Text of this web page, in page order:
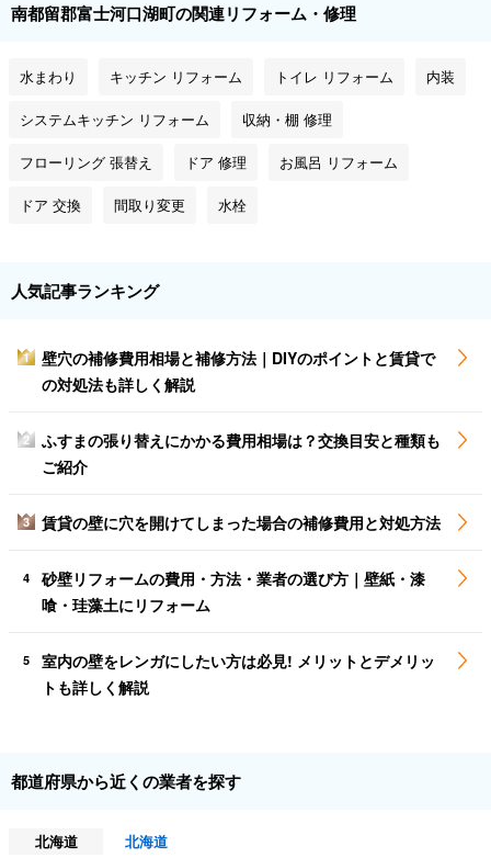
南都留郡富士河口湖町の関連リフォーム・修理
水まわり キッチン リフォーム トイレ リフォーム 内装
システムキッチン リフォーム 収納・棚 修理
フローリング 張替え ドア 修理 お風呂 リフォーム
ドア 交換 間取り変更 水栓
人気記事ランキング
1
壁穴の補修費用相場と補修方法｜DIYのポイントと賃貸で
の対処法も詳しく解説
2
ふすまの張り替えにかかる費用相場は？交換目安と種類も
ご紹介
3 賃貸の壁に穴を開けてしまった場合の補修費用と対処方法
4
砂壁リフォームの費用・方法・業者の選び方｜壁紙・漆
喰・珪藻土にリフォーム
5
室内の壁をレンガにしたい方は必見! メリットとデメリッ
トも詳しく解説
都道府県から近くの業者を探す
北海道
北海道